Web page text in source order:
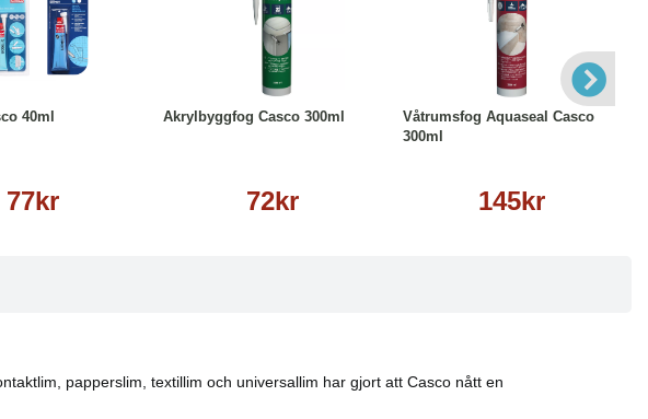
40ml
77kr
Läs mer
Akrylbyggfog Casco 300ml
72kr
Läs mer
Våtrumsfog Aquaseal Casco
300ml
145kr
Läs mer
papperslim, textillim och universallim har gjort att Casco nått en